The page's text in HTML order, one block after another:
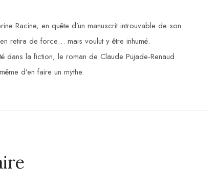
Racine, en quête d’un manuscrit introuvable de son
retira de force… mais voulut y être inhumé.
la fiction, le roman de Claude Pujade-Renaud
d’en faire un mythe.